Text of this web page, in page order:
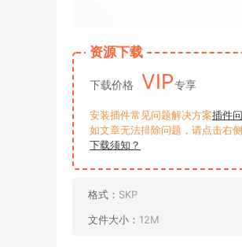
资源下载
下载价格 VIP专享
安装插件常见问题解决方案插件
如文章无法排除问题，请点击右
下载须知？
格式： SKP
文件大小： 12M